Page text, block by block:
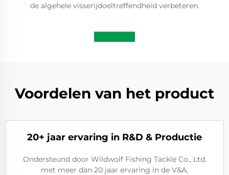
de algehele visserijdoeltreffendheid verbeteren.
Voordelen van het product
20+ jaar ervaring in R&D & Productie
Ondersteund door Wildwolf Fishing Tackle Co., Ltd.
met meer dan 20 jaar ervaring in de V&A,